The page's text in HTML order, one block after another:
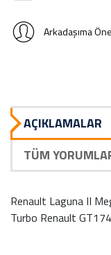
Arkadaşıma
AÇIKLAMALAR
TÜM
Renault Laguna II
Turbo Renault